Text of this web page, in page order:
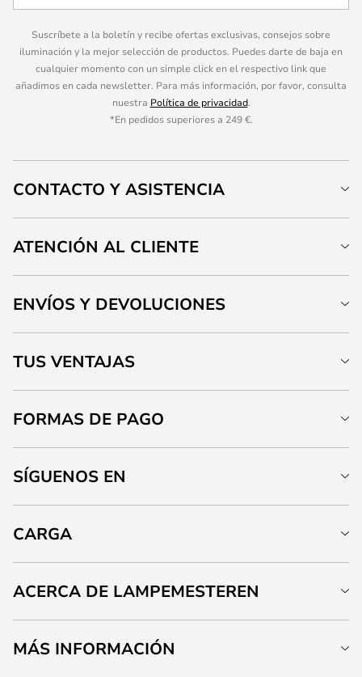
Suscríbete a la boletín y recibe ofertas exclusivas, consejos sobre
iluminación y la mejor selección de productos. Puedes darte de baja en
cualquier momento con un simple click en el respectivo link que
añadimos en cada newsletter. Para más información, por favor, consulta
nuestra Política de privacidad.
*En pedidos superiores a 249 €.
CONTACTO Y ASISTENCIA
ATENCIÓN AL CLIENTE
ENVÍOS Y DEVOLUCIONES
TUS VENTAJAS
FORMAS DE PAGO
SÍGUENOS EN
CARGA
ACERCA DE LAMPEMESTEREN
MÁS INFORMACIÓN